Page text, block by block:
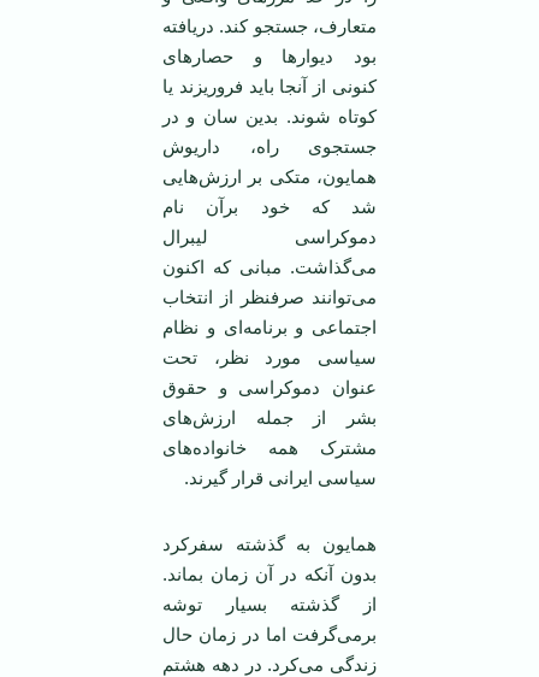
متعارف، جستجو کند. دریافته
بود دیوار‌ها و حصارهای
کنونی از آنجا باید فروریزند یا
کوتاه شوند. بدین سان و در
جستجوی راه، داریوش
همایون، متکی بر ارزش‌هایی
شد که خود برآن نام
دموکراسی لیبرال
می‌گذاشت. مبانی که اکنون
می‌توانند صرفنظر از انتخاب
اجتماعی و برنامه‌ای و نظام
سیاسی مورد نظر، تحت
عنوان دموکراسی و حقوق
بشر از جمله ارزش‌های
مشترک همه خانواده‌های
سیاسی ایرانی قرار گیرند.
همایون به گذشته سفرکرد
بدون آنکه در آن زمان بماند.
از گذشته بسیار توشه
برمی‌گرفت اما در زمان حال
زندگی می‌کرد. در دهه هشتم